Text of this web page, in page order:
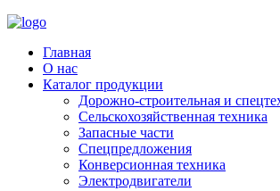
Главная
О нас
Каталог продукции
Дорожно-строительная и
Сельскохозяйственная техника
Запасные части
Спецпредложения
Конверсионная техника
Электродвигатели